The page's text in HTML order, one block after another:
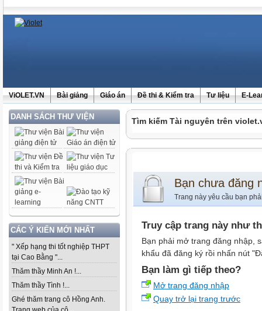
ViOLET.VN Bài giảng Giáo án Đề thi & Kiểm tra Tư liệu E-
DANH SÁCH THƯ VIỆN
CÁC Ý KIẾN MỚI NHẤT
" Xếp hạng thi tốt nghiệp THPT
tại Cao Bằng "...
Thăm thầy Minh An !...
Thăm thầy Tình !...
Ghé thăm trang cô Hồng Anh.
Tìm kiếm Tài nguyên trên
Bạn chưa đăng
Trang này yêu cầu bạn
Truy cập trang này như
Bạn phải mở trang đăng nhập,
khẩu đã đăng ký rồi nhấn nút
Bạn làm gì tiếp theo?
Mở trang đăng nhập
Quay trở lại trang trước